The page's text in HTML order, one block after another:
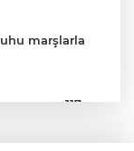
marşlarla
117